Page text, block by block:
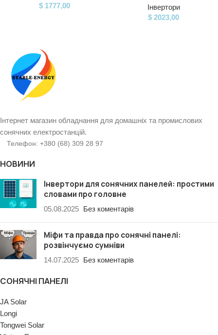
$ 1777,00
Інвертори
$ 2023,00
Інтернет магазин обладнання для домашніх та промислових
сонячних електростанцій.
Телефон: +380 (68) 309 28 97
НОВИНИ
Інвертори для сонячних панелей: простими
словами про головне
05.08.2025 Без коментарів
Міфи та правда про сонячні панелі:
розвінчуємо сумніви
14.07.2025 Без коментарів
СОНЯЧНІ ПАНЕЛІ
JA Solar
Longi
Tongwei Solar